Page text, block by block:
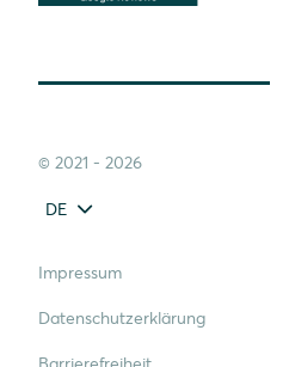
© 2021 - 2026
DE
Impressum
Datenschutzerklärung